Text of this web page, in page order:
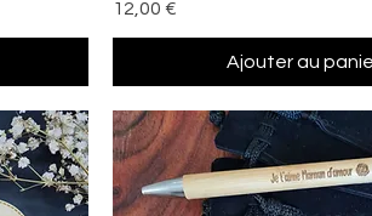
Prix
12,00 €
Ajouter au